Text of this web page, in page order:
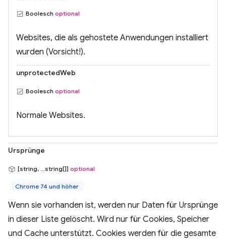
Boolesch optional
Websites, die als gehostete Anwendungen installiert
wurden (Vorsicht!).
unprotectedWeb
Boolesch optional
Normale Websites.
Ursprünge
[string, ...string[]] optional
Chrome 74 und höher
Wenn sie vorhanden ist, werden nur Daten für Ursprünge
in dieser Liste gelöscht. Wird nur für Cookies, Speicher
und Cache unterstützt. Cookies werden für die gesamte